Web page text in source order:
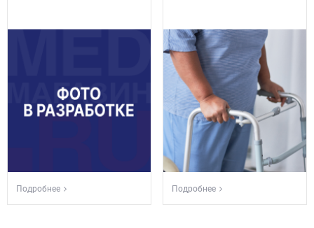
Подробнее Подробнее